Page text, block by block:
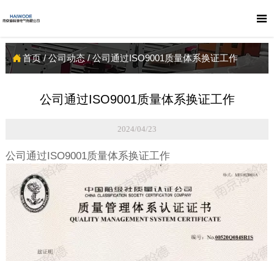

首页/公司动态/公司通过ISO9001质量体系换证工作
公司通过ISO9001质量体系换证工作
2024/04/23
公司通过ISO9001质量体系换证工作